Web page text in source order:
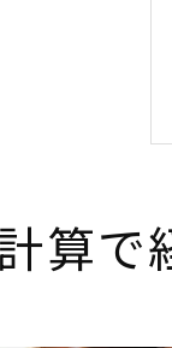
算で